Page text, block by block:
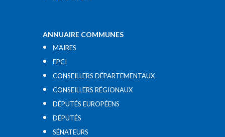
ANNUAIRE COMMUNES
MAIRES
EPCI
CONSEILLERS DÉPARTEMENTAUX
CONSEILLERS RÉGIONAUX
DÉPUTÉS EUROPÉENS
DÉPUTÉS
SÉNATEURS